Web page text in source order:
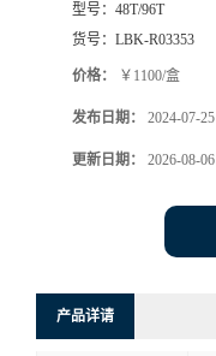
型号： 48T/96T
货号： LBK-R03353
价格： ￥1100/盒
发布日期： 2024-07-25
更新日期： 2026-08-06
产品详请